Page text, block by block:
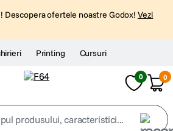
Descopera ofertele noastre Godox! Vezi
Printing Cursuri
0 0
caracteristici...